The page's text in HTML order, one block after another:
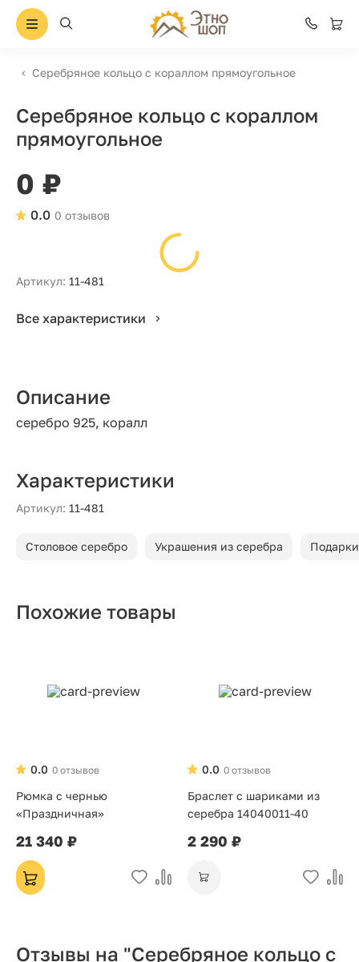
Серебряное кольцо с кораллом прямоугольное
Серебряное кольцо с кораллом
прямоугольное
0 ₽
0 отзывов
0.0
Артикул: 11-481
Все характеристики
Описание
серебро 925, коралл
Характеристики
Артикул: 11-481
Столовое серебро Украшения из серебра
Похожие товары
0 отзывов
0.0
Рюмка с чернью
«Праздничная»
21 340 ₽
0 отзывов
0.0
Браслет с шариками из
серебра 14040011-40
2 290 ₽
Отзывы на "Серебряное кольцо с